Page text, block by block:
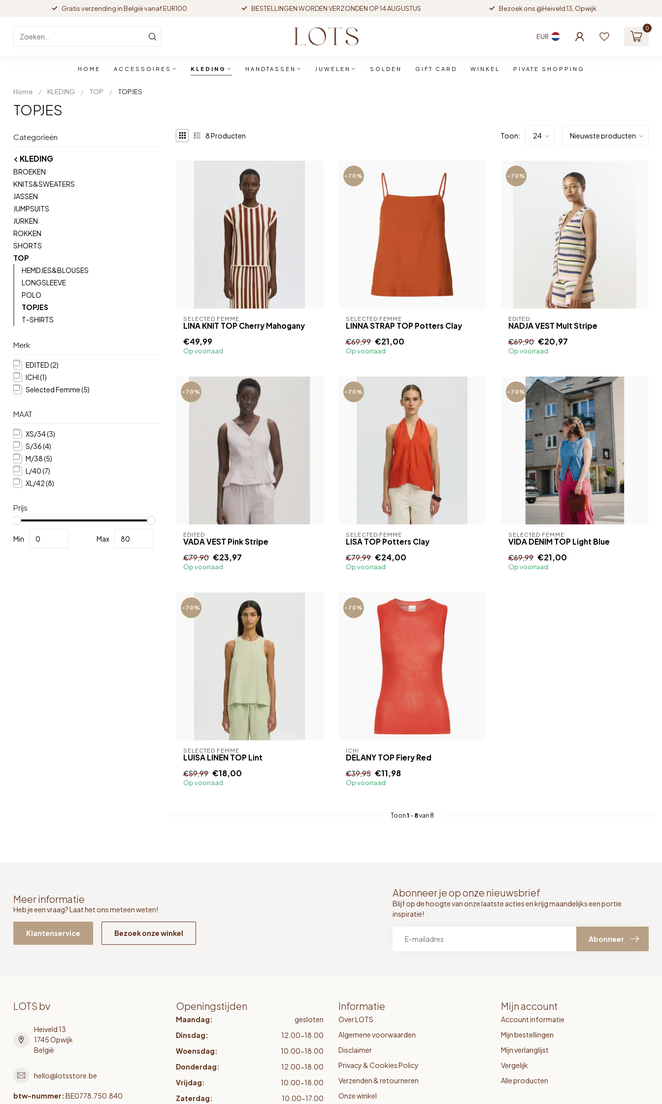
Gratis verzending in België vanaf EUR100 BESTELLINGEN WORDEN VERZONDEN OP 14 AUGUSTUS Bezoek ons @Heiveld 13, Opwijk
EUR
0
HOME ACCESSOIRES KLEDING HANDTASSEN JUWELEN SOLDEN GIFT CARD WINKEL PIVATE SHOPPING
Home / KLEDING / TOP / TOPJES
TOPJES
Categorieën
KLEDING
BROEKEN
KNITS&SWEATERS
JASSEN
JUMPSUITS
JURKEN
ROKKEN
SHORTS
TOP
HEMDJES&BLOUSES
LONGSLEEVE
POLO
TOPJES
T-SHIRTS
Merk
EDITED(2)
ICHI(1)
Selected Femme(5)
MAAT
XS/34(3)
S/36(4)
M/38(5)
L/40(7)
XL/42(8)
Prijs
Min Max
8Producten Toon:
SELECTED FEMME
LINA KNIT TOP Cherry Mahogany
€49,99
Op voorraad
-70%
SELECTED FEMME
LINNA STRAP TOP Potters Clay
€69,99 €21,00
Op voorraad
-70%
EDITED
NADJA VEST Mult Stripe
€69,90 €20,97
Op voorraad
-70%
EDITED
VADA VEST Pink Stripe
€79,90 €23,97
Op voorraad
-70%
SELECTED FEMME
LISA TOP Potters Clay
€79,99 €24,00
Op voorraad
-70%
SELECTED FEMME
VIDA DENIM TOP Light Blue
€69,99 €21,00
Op voorraad
-70%
SELECTED FEMME
LUISA LINEN TOP Lint
€59,99 €18,00
Op voorraad
-70%
ICHI
DELANY TOP Fiery Red
€39,95 €11,98
Op voorraad
Toon 1 - 8van 8
Meer informatie
Heb je een vraag? Laat het ons meteen weten!
Klantenservice Bezoek onze winkel
Abonneer je op onze nieuwsbrief
Blijf op de hoogte van onze laatste acties en krijg maandelijks een portie
inspiratie!
Abonneer
LOTS bv
Heiveld 13
1745 Opwijk
België
hello@lotsstore.be
btw-nummer: BE0778.750.840
Openingstijden
Maandag:
gesloten
Dinsdag:
12.00-18.00
Woensdag:
10.00-18.00
Donderdag:
12.00-18.00
Vrijdag:
10.00-18.00
Zaterdag:
10.00-17.00
Informatie
Over LOTS
Algemene voorwaarden
Disclaimer
Privacy & Cookies Policy
Verzenden & retourneren
Onze winkel
Mijn account
Account informatie
Mijn bestellingen
Mijn verlanglijst
Vergelijk
Alle producten